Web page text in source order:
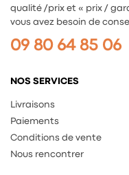
qualité /prix et « prix /
vous avez besoin de
09 80 64 85 06
NOS SERVICES
Livraisons
Paiements
Conditions de vente
Nous rencontrer